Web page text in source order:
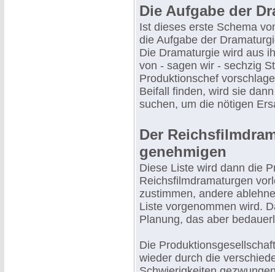
Die Aufgabe der
Ist dieses erste Schema
die Aufgabe der
Die Dramaturgie wird aus
von - sagen wir - sechzig
Produktionschef
Beifall finden, wird sie
suchen, um die nötigen
Der
genehmigen
Diese Liste wird dann die
Reichsfilmdramaturgen
zustimmen, andere
Liste vorgenommen wird.
Planung, das aber
Die
wieder durch die